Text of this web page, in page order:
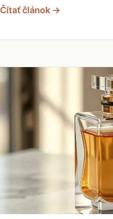
Čítať článok →